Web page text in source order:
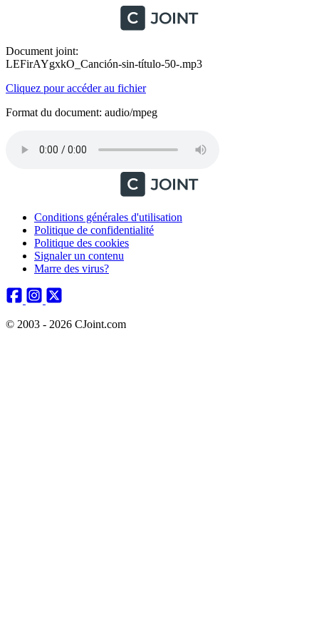
Document joint:
LEFirAYgxkO_Canción-sin-título-50-.mp3
Cliquez pour accéder au fichier
Format du document: audio/mpeg
Conditions générales d'utilisation
Politique de confidentialité
Politique des cookies
Signaler un contenu
Marre des virus?
© 2003 - 2026 CJoint.com